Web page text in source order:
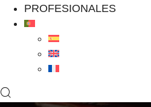
PROFESIONALES